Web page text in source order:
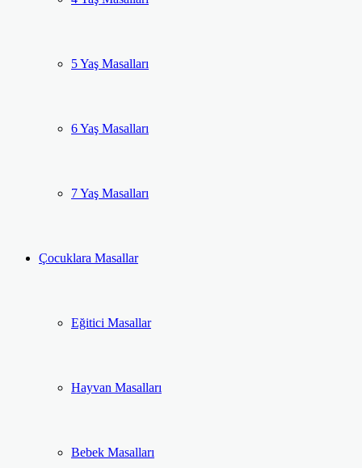
5 Yaş Masalları
6 Yaş Masalları
7 Yaş Masalları
Çocuklara Masallar
Eğitici Masallar
Hayvan Masalları
Bebek Masalları